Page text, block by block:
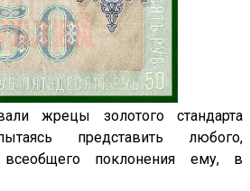
жрецы золотого стандарта
представить любого,
поклонения ему, в